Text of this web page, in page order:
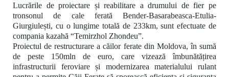
Lucrările de proiectare și reabilitare a drumului de fier pe
tronsonul de cale ferată Bender-Basarabeasca-Etulia-
Giurgiulești, cu o lungime totală de 233km, sunt efectuate de
compania kazahă “Temirzhol Zhondeu”.
Proiectul de restructurare a căilor ferate din Moldova, în sumă
de peste 150mln de euro, care vizează îmbunătățirea
infrastructurii feroviare și modernizarea materialului rulant